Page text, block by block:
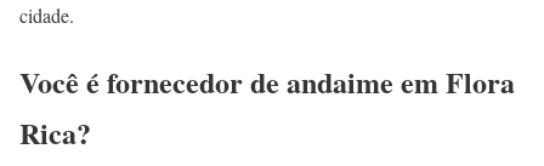
cidade.
Você é fornecedor de andaime em Flora
Rica?